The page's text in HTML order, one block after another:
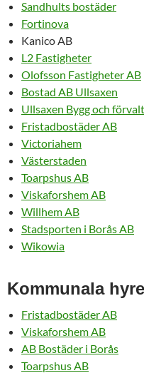
Sandhults bostäder
Fortinova
Kanico AB
L2 Fastigheter
Olofsson Fastigheter AB
Bostad AB Ullsaxen
Ullsaxen Bygg och
Fristadbostäder AB
Victoriahem
Västerstaden
Toarpshus AB
Viskaforshem AB
Willhem AB
Stadsporten i Borås AB
Wikowia
Kommunala
Fristadbostäder AB
Viskaforshem AB
AB Bostäder i Borås
Toarpshus AB